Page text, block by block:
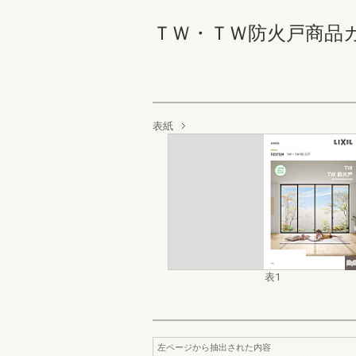
ＴＷ・ＴＷ防火戸商品
表紙
表1
左ページから抽出された内容